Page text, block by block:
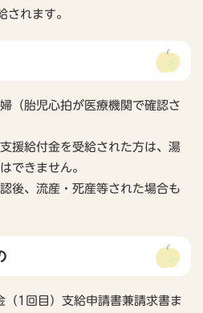
れます。
（胎児心拍が医療機関で確認さ
援給付金を受給された方は、湯
できません。
後、流産・死産等された場合も
1回目）支給申請書兼請求書ま